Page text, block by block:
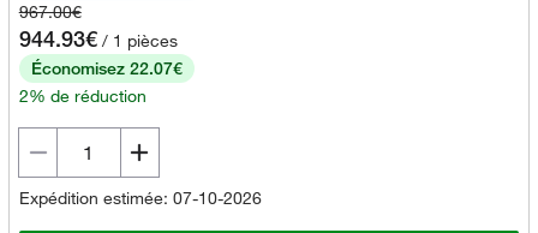
967.00€
944.93€ / 1 pièces
Économisez 22.07€
2% de réduction
Expédition estimée: 07-10-2026